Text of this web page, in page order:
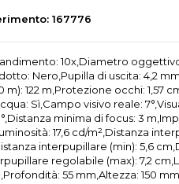
167776
10x,Diametro
Nero,Pupilla di uscita: 4,2
m): 122 m,Protezione occhi: 1,57
Sì,Campo visivo reale:
minima di focus: 3
17,6 cd/m²,Distanza
interpupillare (min): 5,6
regolabile (max): 7,2
55 mm,Altezza: 150